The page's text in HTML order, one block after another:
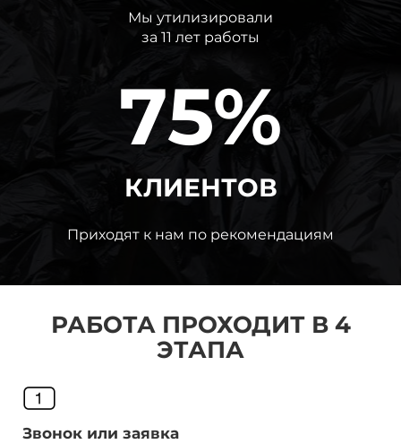
Мы утилизировали
за 11 лет работы
75%
КЛИЕНТОВ
Приходят к нам по рекомендациям
РАБОТА ПРОХОДИТ В 4
ЭТАПА
Звонок или заявка